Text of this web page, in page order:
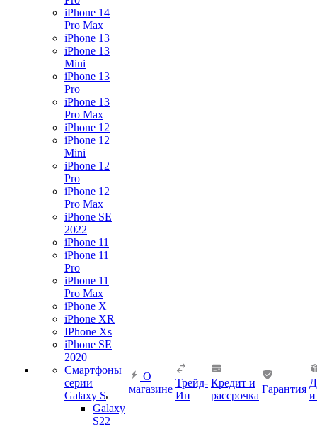
iPhone 14
Pro Max
iPhone 13
iPhone 13
Mini
iPhone 13
Pro
iPhone 13
Pro Max
iPhone 12
iPhone 12
Mini
iPhone 12
Pro
iPhone 12
Pro Max
iPhone SE
2022
iPhone 11
iPhone 11
Pro
iPhone 11
Pro Max
iPhone X
iPhone XR
IPhone Xs
iPhone SE
2020
Смартфоны
серии
Galaxy S
Galaxy
S22
О
магазине
Трейд-
Ин
Кредит и
рассрочка
Гарантия
и